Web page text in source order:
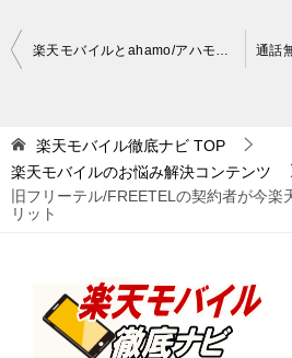
投
ビ
ゲ
ー
楽天モバイルとahamo/アハモはどちらがいい？多方面から徹底比較！
楽天モバイル徹底ナビ TOP
楽天モバイルのお悩み解決コンテンツ
旧フリーテル/FREETELの契約者が今楽
リット